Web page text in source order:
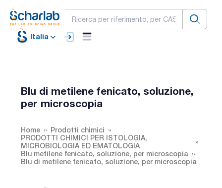
Italia
Blu di metilene fenicato, soluzione,
per microscopia
Home
Prodotti chimici
PRODOTTI CHIMICI PER ISTOLOGIA,
MICROBIOLOGIA ED EMATOLOGIA
Blu metilene fenicato, soluzione, per microscopia
Blu di metilene fenicato, soluzione, per microscopia